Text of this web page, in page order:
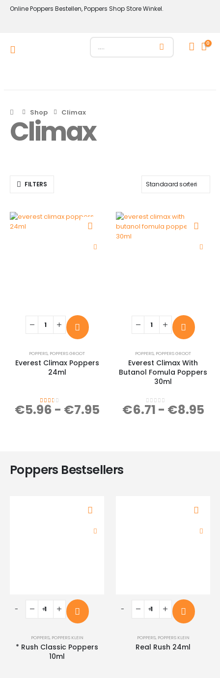
Online Poppers Bestellen, Poppers Shop Store Winkel.
0
Shop Climax
Climax
FILTERS
POPPERS, POPPERS GROOT
Everest Climax Poppers
24ml
2.00 out of 5
€5.96 - €7.95
POPPERS, POPPERS GROOT
Everest Climax With
Butanol Fomula Poppers
30ml
0out of 5
€6.71 - €8.95
Poppers Bestsellers
POPPERS, POPPERS KLEIN
* Rush Classic Poppers
10ml
POPPERS, POPPERS KLEIN
Real Rush 24ml
- + - +